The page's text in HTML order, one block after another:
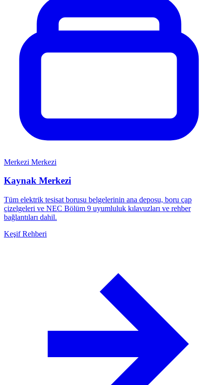
Merkezi Merkezi
Kaynak Merkezi
Tüm elektrik tesisat borusu belgelerinin ana deposu, boru çap
çizelgeleri ve NEC Bölüm 9 uyumluluk kılavuzları ve rehber
bağlantıları dahil.
Keşif Rehberi